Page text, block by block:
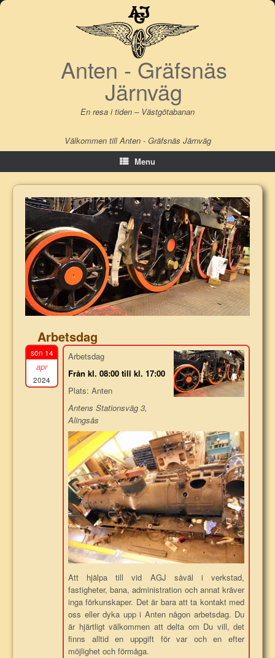
Skip
Anten - Gräfsnäs
Järnväg
En resa i tiden – Västgötabanan
Välkommen till Anten - Gräfsnäs Järnväg
Menu
Arbetsdag
sön 14
apr
2024
Arbetsdag
Från kl. 08:00 till kl. 17:00
Plats: Anten
Antens Stationsväg 3,
Alingsås
Att hjälpa till vid AGJ såväl i verkstad,
fastigheter, bana, administration och annat kräver
inga förkunskaper. Det är bara att ta kontakt med
oss eller dyka upp i Anten någon arbetsdag. Du
är hjärtligt välkommen att delta om Du vill, det
finns alltid en uppgift för var och en efter
möjlighet och förmåga.